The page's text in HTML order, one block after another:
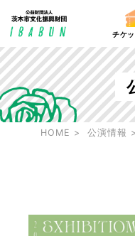
チケッ
HOME 公演情報